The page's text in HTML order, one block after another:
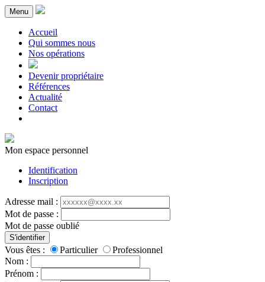
Menu
Accueil
Qui sommes nous
Nos opérations
Devenir propriétaire
Références
Actualité
Contact
Mon espace personnel
Identification
Inscription
Adresse mail :
Mot de passe :
Mot de passe oublié
S'identifier
Vous êtes : Particulier
Professionnel
Nom :
Prénom :